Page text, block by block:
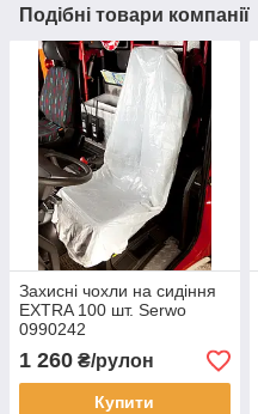
Подібні товари компанії
Захисні чохли на сидіння
EXTRA 100 шт. Serwo
0990242
1 260 ₴/рулон
Купити